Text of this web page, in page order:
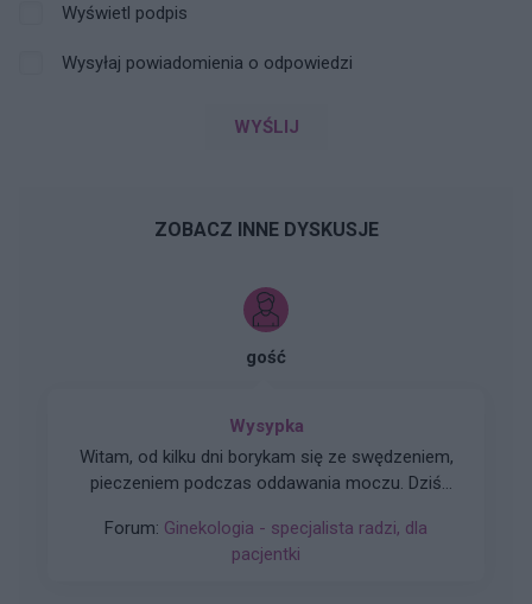
Wyświetl podpis
Wysyłaj powiadomienia o odpowiedzi
WYŚLIJ
ZOBACZ INNE DYSKUSJE
gość
Wysypka
Witam, od kilku dni borykam się ze swędzeniem,
pieczeniem podczas oddawania moczu. Dziś
tak jak na zdjęciu. Czy może ktoś wie, co to
może być?
Forum: Ginekologia - specjalista radzi, dla
pacjentki